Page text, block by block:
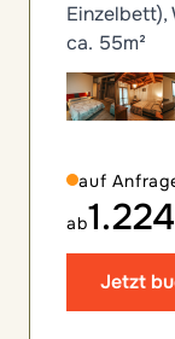
Einzelbett),
ca. 55m²
auf
ab
Jetzt